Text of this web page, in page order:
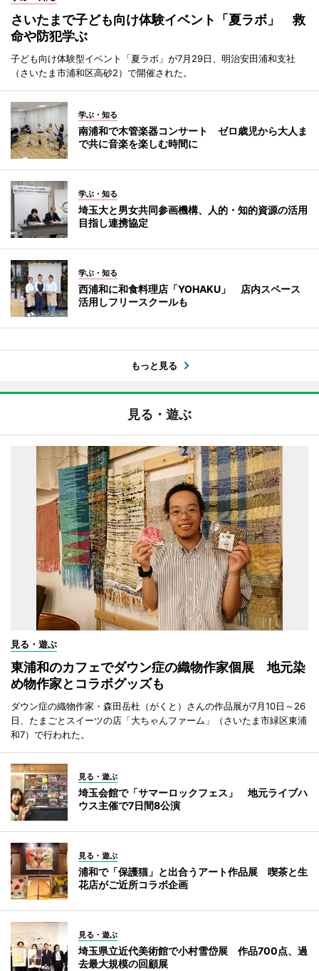
さいたまで子ども向け体験イベント「夏ラボ」 救
命や防犯学ぶ
子ども向け体験型イベント「夏ラボ」が7月29日、明治安田浦和支社
（さいたま市浦和区高砂2）で開催された。
学ぶ・知る
南浦和で木管楽器コンサート ゼロ歳児から大人ま
で共に音楽を楽しむ時間に
学ぶ・知る
埼玉大と男女共同参画機構、人的・知的資源の活用
目指し連携協定
学ぶ・知る
西浦和に和食料理店「YOHAKU」 店内スペース
活用しフリースクールも
もっと見る
見る・遊ぶ
見る・遊ぶ
東浦和のカフェでダウン症の織物作家個展 地元染
め物作家とコラボグッズも
ダウン症の織物作家・森田岳杜（がくと）さんの作品展が7月10日～26
日、たまごとスイーツの店「大ちゃんファーム」（さいたま市緑区東浦
和7）で行われた。
見る・遊ぶ
埼玉会館で「サマーロックフェス」 地元ライブハ
ウス主催で7日間8公演
見る・遊ぶ
浦和で「保護猫」と出合うアート作品展 喫茶と生
花店がご近所コラボ企画
見る・遊ぶ
埼玉県立近代美術館で小村雪岱展 作品700点、過
去最大規模の回顧展